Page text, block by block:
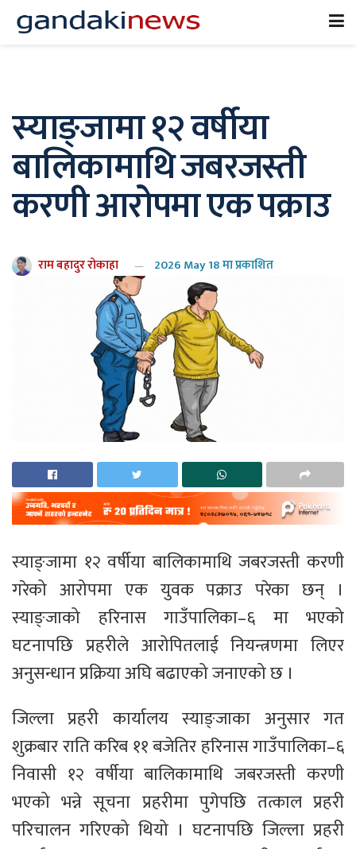
स्याङ्जामा १२ वर्षीया
बालिकामाथि जबरजस्ती
करणी आरोपमा एक पक्राउ
राम बहादुर रोकाहा 2026 May 18 मा प्रकाशित
स्याङ्जामा १२ वर्षीया बालिकामाथि जबरजस्ती करणी
गरेको आरोपमा एक युवक पक्राउ परेका छन् ।
स्याङ्जाको हरिनास गाउँपालिका–६ मा भएको
घटनापछि प्रहरीले आरोपितलाई नियन्त्रणमा लिएर
अनुसन्धान प्रक्रिया अघि बढाएको जनाएको छ ।
जिल्ला प्रहरी कार्यालय स्याङ्जाका अनुसार गत
शुक्रबार राति करिब ११ बजेतिर हरिनास गाउँपालिका–६
निवासी १२ वर्षीया बालिकामाथि जबरजस्ती करणी
भएको भन्ने सूचना प्रहरीमा पुगेपछि तत्काल प्रहरी
परिचालन गरिएको थियो । घटनापछि जिल्ला प्रहरी